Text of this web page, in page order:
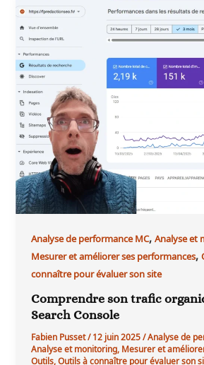
Analyse de performance MC,Analyse et
Mesurer et améliorer ses performances,
connaître pour évaluer son site
Comprendre son trafic
Search Console
Fabien Pusset/12 juin 2025/Analyse de
Analyse et monitoring,Mesurer et
Outils,Outils à connaître pour évaluer son